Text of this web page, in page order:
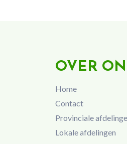
OVER
Home
Contact
Provinciale
Lokale afdelingen